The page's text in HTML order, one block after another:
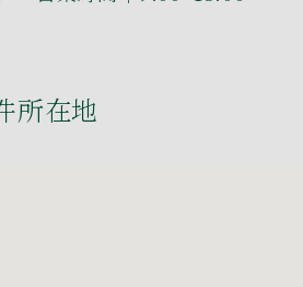
所在地